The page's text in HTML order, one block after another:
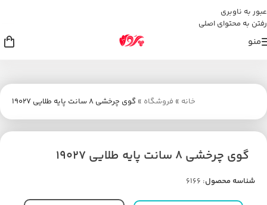
عبور به ناوبری
رفتن به محتوای اصلی
منو
خانه » فروشگاه » گوی چرخشی 8 سانت پایه طلایی 19027
گوی چرخشی 8 سانت پایه طلایی 19027
شناسه محصول: 6166